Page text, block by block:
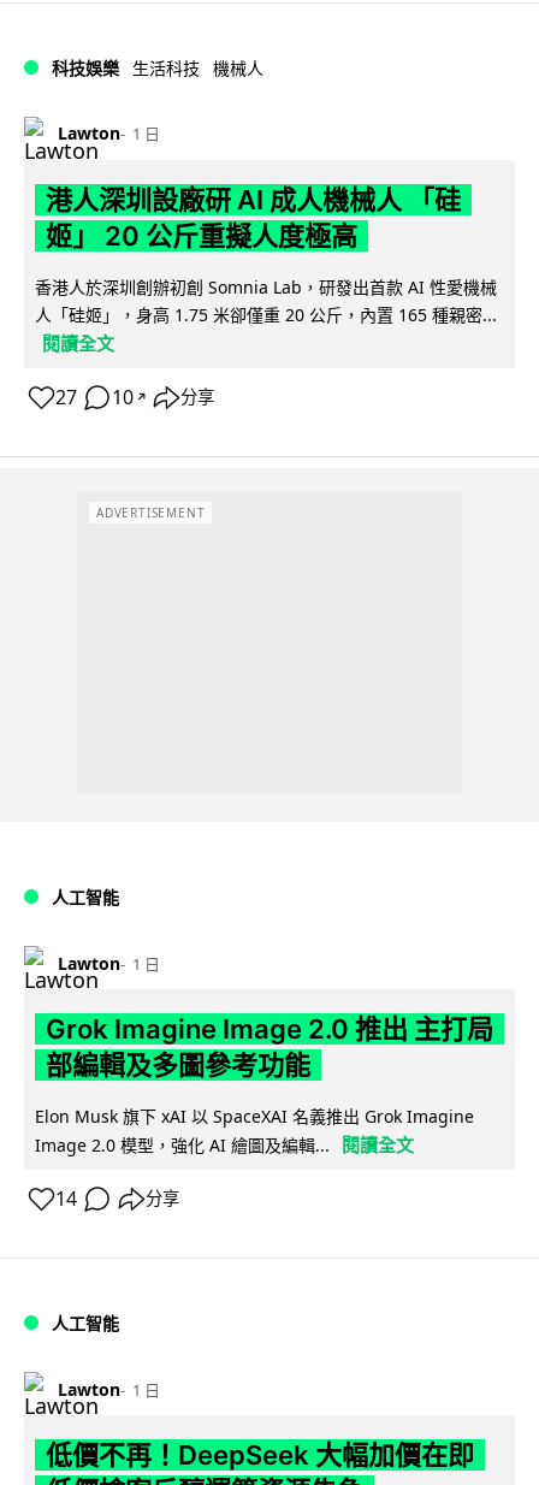
科技娛樂 生活科技 機械人
Lawton 1 日
港人深圳設廠研 AI 成人機械人 「硅
姬」 20 公斤重擬人度極高
香港人於深圳創辦初創 Somnia Lab，研發出首款 AI 性愛機械
人「硅姬」，身高 1.75 米卻僅重 20 公斤，內置 165 種親密...
閱讀全文
27 10 ↗ 分享
ADVERTISEMENT
人工智能
Lawton 1 日
Grok Imagine Image 2.0 推出 主打局
部編輯及多圖參考功能
Elon Musk 旗下 xAI 以 SpaceXAI 名義推出 Grok Imagine
Image 2.0 模型，強化 AI 繪圖及編輯...
閱讀全文
14 分享
人工智能
Lawton 1 日
低價不再！DeepSeek 大幅加價在即